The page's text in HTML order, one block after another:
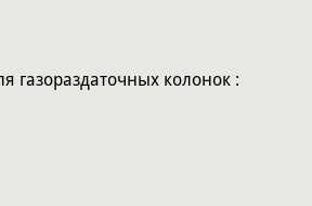
газораздаточных колонок :